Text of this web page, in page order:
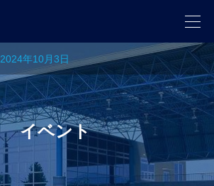
2024年10月3日
イベント